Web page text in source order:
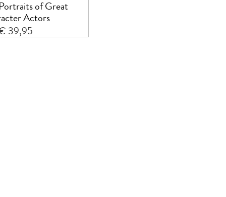
of Great
Actors
39,95